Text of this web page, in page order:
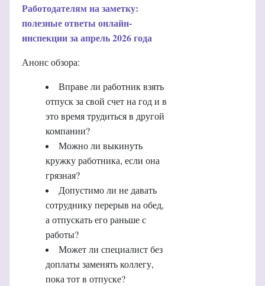
Работодателям на заметку:
полезные ответы онлайн-
инспекции за апрель 2026 года
Анонс обзора:
Вправе ли работник взять
отпуск за свой счет на год и в
это время трудиться в другой
компании?
Можно ли выкинуть
кружку работника, если она
грязная?
Допустимо ли не давать
сотруднику перерыв на обед,
а отпускать его раньше с
работы?
Может ли специалист без
доплаты заменять коллегу,
пока тот в отпуске?